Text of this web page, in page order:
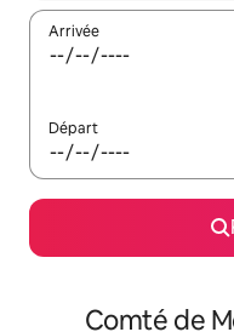
Arrivée
Départ
Comté de